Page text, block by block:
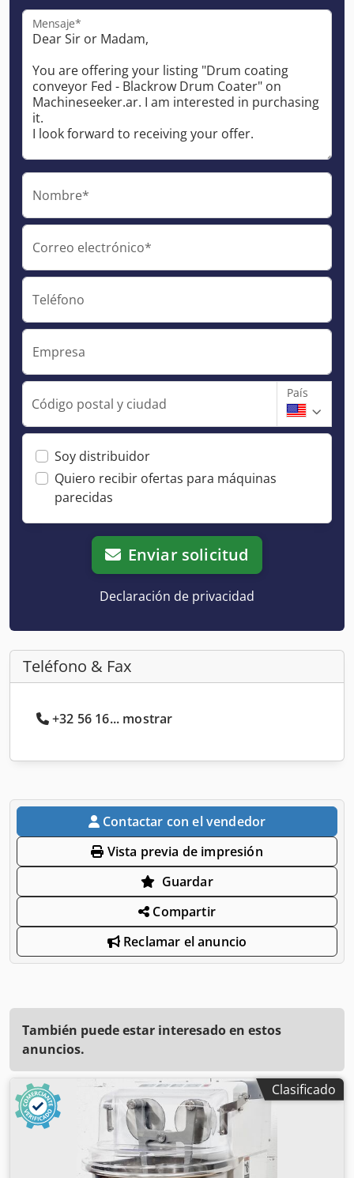
Mensaje*
Nombre*
Correo electrónico*
Teléfono
Empresa
Código postal y ciudad
País
Soy distribuidor
Quiero recibir ofertas para máquinas
parecidas
Enviar solicitud
Declaración de privacidad
Teléfono & Fax
+32 56 16... mostrar
Contactar con el vendedor
Vista previa de impresión
Guardar
Compartir
Reclamar el anuncio
También puede estar interesado en estos
anuncios.
Clasificado